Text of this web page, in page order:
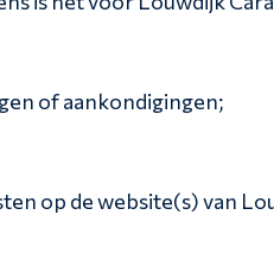
of aankondigingen;
op de website(s) van